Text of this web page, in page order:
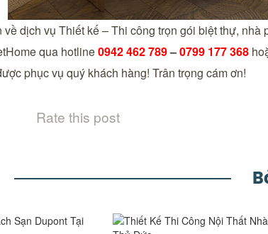
dịch vụ Thiết kế – Thi công trọn gói biệt thự,
qua hotline0942 462 789–0799 177 368
phục vụ quý khách hàng! Trân trọng cám ơn!
Rate this post